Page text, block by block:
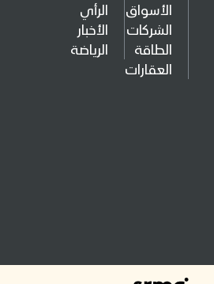
الأسواق
الشركات
الطاقة
العقارات
الرأي
الأخبار
الرياضة